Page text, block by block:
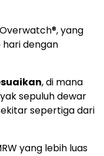
yang
dengan
, di mana
sepuluh dewar
sepertiga dari
yang lebih luas